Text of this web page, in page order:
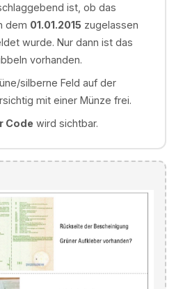
ist, ob das
dem 01.01.2015 zugelassen
wurde. Nur dann ist das
vorhanden.
silberne Feld auf der
mit einer Münze frei.
Code wird sichtbar.